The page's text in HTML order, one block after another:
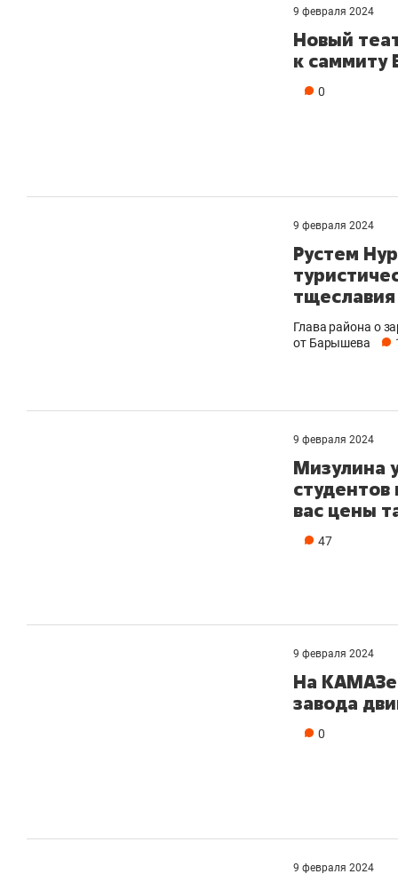
9 февраля 2024
Новый
к саммиту
0
9 февраля 2024
Рустем
Глава района о
от Барышева
9 февраля 2024
Мизулина
студентов
вас цены
47
9 февраля 2024
На КАМАЗе
завода
0
9 февраля 2024